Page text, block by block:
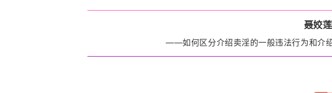
聂姣
——如何区分介绍卖淫的一般违法行为和介